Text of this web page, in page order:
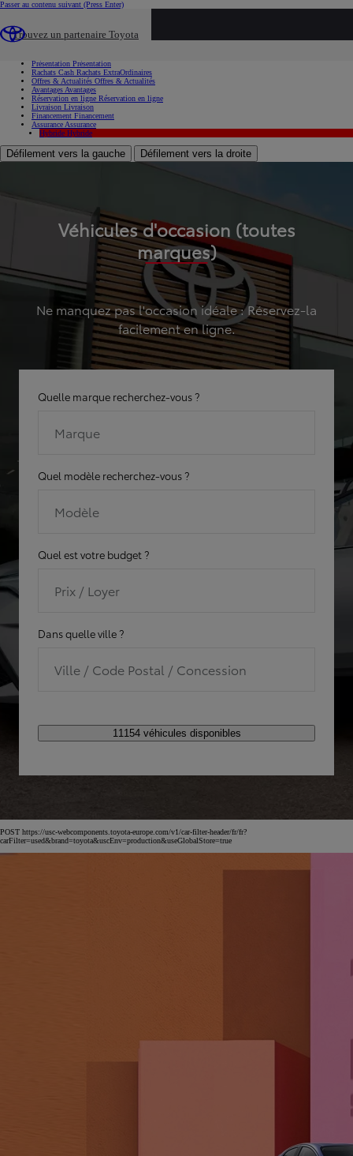
Passer au contenu suivant (Press Enter)
Trouvez un partenaire Toyota
Présentation Présentation
Rachats Cash Rachats ExtraOrdinaires
Offres & Actualités Offres & Actualités
Avantages Avantages
Réservation en ligne Réservation en ligne
Livraison Livraison
Financement Financement
Assurance Assurance
Hybride Hybride
Défilement vers la gauche Défilement vers la droite
Véhicules d'occasion (toutes
marques)
Ne manquez pas l'occasion idéale : Réservez-la
facilement en ligne.
Quelle marque recherchez-vous ?
Marque
Quel modèle recherchez-vous ?
Modèle
Quel est votre budget ?
Prix / Loyer
Dans quelle ville ?
Ville / Code Postal / Concession
11154 véhicules disponibles
POST https://usc-webcomponents.toyota-europe.com/v1/car-filter-header/fr/fr?
carFilter=used&brand=toyota&uscEnv=production&useGlobalStore=true